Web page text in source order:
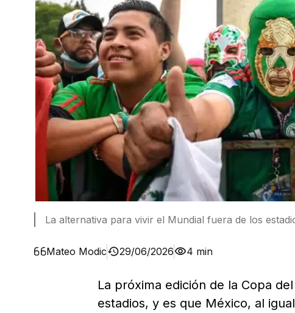
La alternativa para vivir el Mundial fuera de los
Mateo Modic 29/06/2026 4 min
La próxima edición de la Copa
estadios, y es que México, al